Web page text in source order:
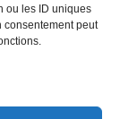
ou les ID uniques
consentement peut
indicatif et la